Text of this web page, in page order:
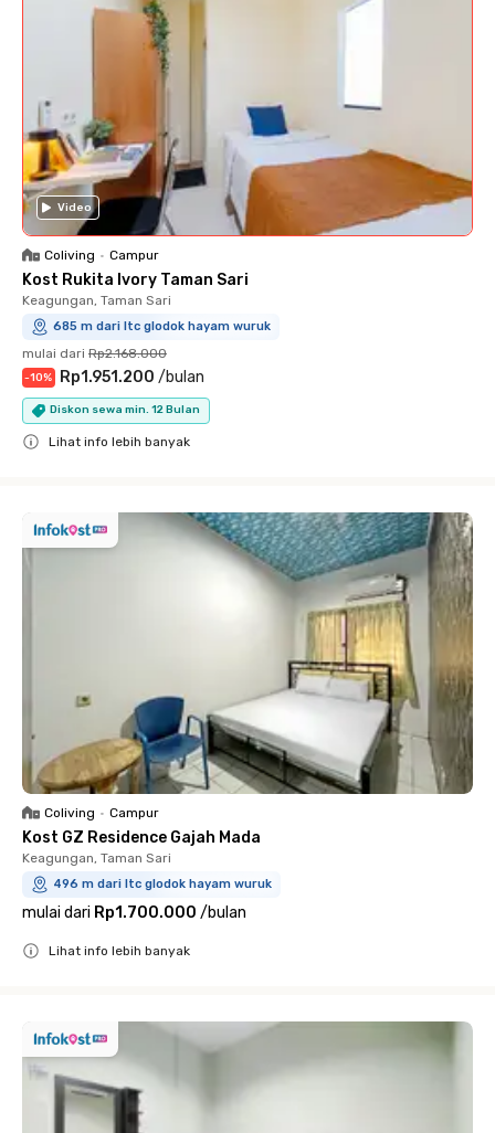
Video
Coliving • Campur
Kost Rukita Ivory Taman Sari
Keagungan, Taman Sari
685 m dari ltc glodok hayam wuruk
mulai dari Rp2.168.000
-10% Rp1.951.200 /bulan
Diskon sewa min. 12 Bulan
Lihat info lebih banyak
Coliving • Campur
Kost GZ Residence Gajah Mada
Keagungan, Taman Sari
496 m dari ltc glodok hayam wuruk
mulai dari Rp1.700.000 /bulan
Lihat info lebih banyak